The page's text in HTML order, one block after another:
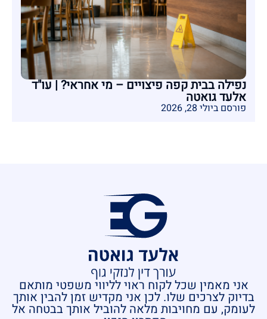
נפילה בבית קפה פיצויים – מי אחראי? | עו"ד
אלעד גואטה
פורסם ביולי 28, 2026
אני מאמין שכל לקוח ראוי לליווי משפטי מותאם
בדיוק לצרכים שלו. לכן אני מקדיש זמן להבין אותך
לעומק, עם מחויבות מלאה להוביל אותך בבטחה אל